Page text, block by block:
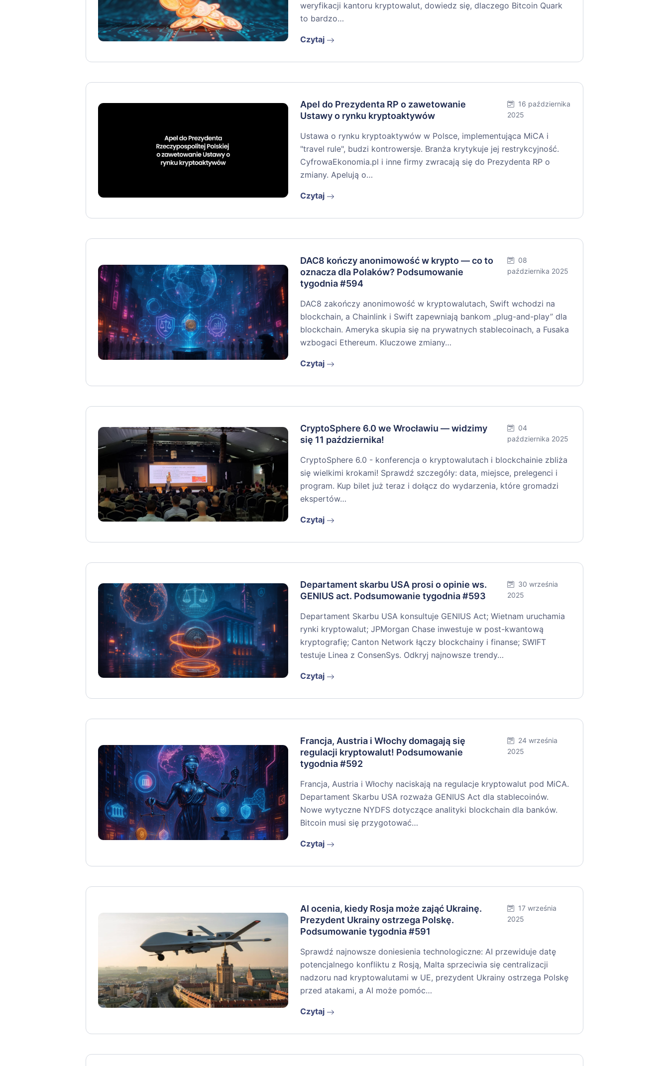
weryfikacji kantoru kryptowalut, dowiedz się, dlaczego Bitcoin Quark
to bardzo…
Czytaj
Apel do Prezydenta RP o zawetowanie
Ustawy o rynku kryptoaktywów
16 października
2025
Ustawa o rynku kryptoaktywów w Polsce, implementująca MiCA i
"travel rule", budzi kontrowersje. Branża krytykuje jej restrykcyjność.
CyfrowaEkonomia.pl i inne firmy zwracają się do Prezydenta RP o
zmiany. Apelują o…
Czytaj
DAC8 kończy anonimowość w krypto — co to
oznacza dla Polaków? Podsumowanie
tygodnia #594
08
października 2025
DAC8 zakończy anonimowość w kryptowalutach, Swift wchodzi na
blockchain, a Chainlink i Swift zapewniają bankom „plug-and-play” dla
blockchain. Ameryka skupia się na prywatnych stablecoinach, a Fusaka
wzbogaci Ethereum. Kluczowe zmiany…
Czytaj
CryptoSphere 6.0 we Wrocławiu — widzimy
się 11 października!
04
października 2025
CryptoSphere 6.0 - konferencja o kryptowalutach i blockchainie zbliża
się wielkimi krokami! Sprawdź szczegóły: data, miejsce, prelegenci i
program. Kup bilet już teraz i dołącz do wydarzenia, które gromadzi
ekspertów…
Czytaj
Departament skarbu USA prosi o opinie ws.
GENIUS act. Podsumowanie tygodnia #593
30 września
2025
Departament Skarbu USA konsultuje GENIUS Act; Wietnam uruchamia
rynki kryptowalut; JPMorgan Chase inwestuje w post-kwantową
kryptografię; Canton Network łączy blockchainy i finanse; SWIFT
testuje Linea z ConsenSys. Odkryj najnowsze trendy…
Czytaj
Francja, Austria i Włochy domagają się
regulacji kryptowalut! Podsumowanie
tygodnia #592
24 września
2025
Francja, Austria i Włochy naciskają na regulacje kryptowalut pod MiCA.
Departament Skarbu USA rozważa GENIUS Act dla stablecoinów.
Nowe wytyczne NYDFS dotyczące analityki blockchain dla banków.
Bitcoin musi się przygotować…
Czytaj
AI ocenia, kiedy Rosja może zająć Ukrainę.
Prezydent Ukrainy ostrzega Polskę.
Podsumowanie tygodnia #591
17 września
2025
Sprawdź najnowsze doniesienia technologiczne: AI przewiduje datę
potencjalnego konfliktu z Rosją, Malta sprzeciwia się centralizacji
nadzoru nad kryptowalutami w UE, prezydent Ukrainy ostrzega Polskę
przed atakami, a AI może pomóc…
Czytaj